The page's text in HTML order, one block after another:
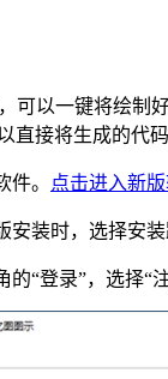
可以一键将绘制
直接将生成的
。 点击进入新
装时，选择安
“登录”，选择“